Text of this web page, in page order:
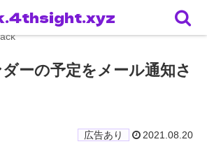
ーの予定をメール通知さ
2021.08.20